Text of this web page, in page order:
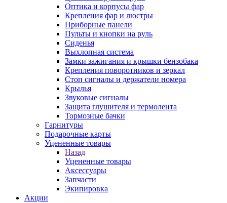
Оптика и корпусы фар
Крепления фар и люстры
Приборные панели
Пульты и кнопки на руль
Сиденья
Выхлопная система
Замки зажигания и крышки бензобака
Крепления поворотников и зеркал
Стоп сигналы и держатели номера
Крылья
Звуковые сигналы
Защита глушителя и термолента
Тормозные бачки
Гарнитуры
Подарочные карты
Уцененные товары
Назад
Уцененные товары
Аксессуары
Запчасти
Экипировка
Акции